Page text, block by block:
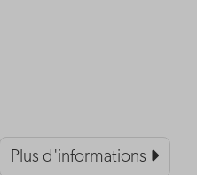
Plus d'informations